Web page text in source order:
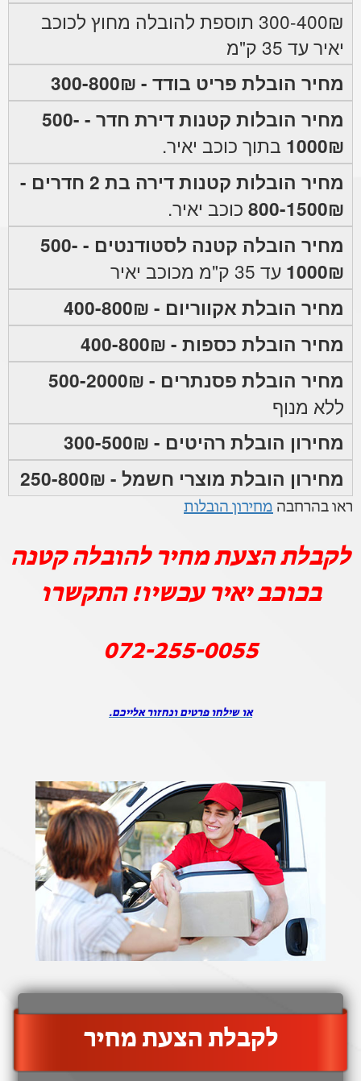
300-400₪ תוספת להובלה מחוץ לכוכב
יאיר עד 35 ק"מ
מחיר הובלת פריט בודד - 300-800₪
מחיר הובלות קטנות דירת חדר - 500-
1000₪ בתוך כוכב יאיר.
מחיר הובלות קטנות דירה בת 2 חדרים -
800-1500₪ כוכב יאיר.
מחיר הובלה קטנה לסטודנטים - 500-
1000₪ עד 35 ק"מ מכוכב יאיר
מחיר הובלת אקווריום - 400-800₪
מחיר הובלת כספות - 400-800₪
מחיר הובלת פסנתרים - 500-2000₪
ללא מנוף
מחירון הובלת רהיטים - 300-500₪
מחירון הובלת מוצרי חשמל - 250-800₪
ראו בהרחבה מחירון הובלות
לקבלת הצעת מחיר להובלה קטנה
בכוכב יאיר עכשיו! התקשרו
072-255-0055
או שילחו פרטים ונחזור אלייכם.
‫לקבלת הצעת מחיר